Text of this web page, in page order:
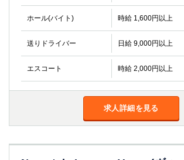
ホール(バイト) 時給 1,600円以上
送りドライバー 日給 9,000円以上
エスコート 時給 2,000円以上
求人詳細を見る
大泉学園
下赤塚
竹ノ塚
三鷹
亀戸
水道橋
荻窪
浅草
新小岩
幡ヶ谷
小岩
久米川
市川
西麻布
五井